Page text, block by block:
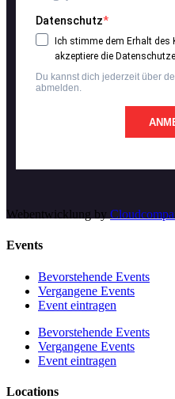
Datenschutz
Ich stimme dem Erhalt des
akzeptiere die
Du kannst dich jederzeit über
abmelden.
Webentwicklung by
Events
Bevorstehende Events
Vergangene Events
Event eintragen
Bevorstehende Events
Vergangene Events
Event eintragen
Locations